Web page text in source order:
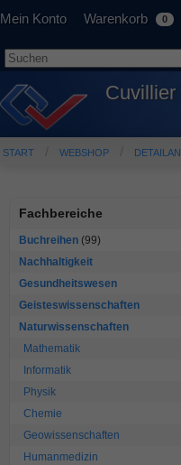
Mein Konto Warenkorb 0
Cuvillier
START WEBSHOP
Fachbereiche
Buchreihen (99)
Nachhaltigkeit
Gesundheitswesen
Geisteswissenschaften
Naturwissenschaften
Mathematik
Informatik
Physik
Chemie
Geowissenschaften
Humanmedizin